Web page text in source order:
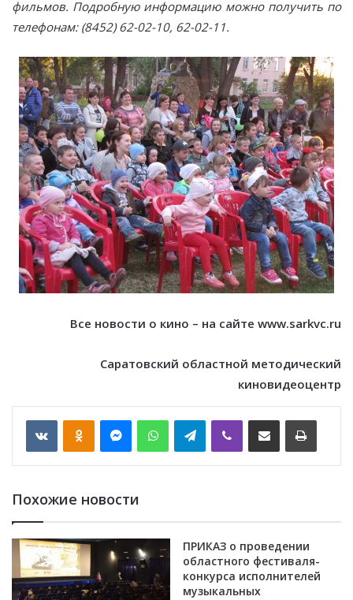
фильмов. Подробную информацию можно получить по
телефонам: (8452) 62-02-10, 62-02-11.
Все новости о кино – на сайте www.sarkvc.ru
Саратовский областной методический
киновидеоцентр
VKontakte WhatsApp Telegram
Похожие новости
ПРИКАЗ о проведении
областного фестиваля-
конкурса исполнителей
музыкальных